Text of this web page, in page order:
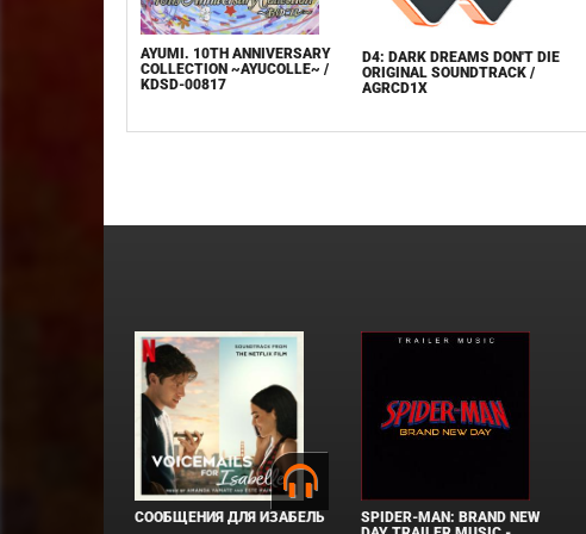
AYUMI. 10TH ANNIVERSARY
COLLECTION ~AYUCOLLE~ /
KDSD-00817
D4: DARK DREAMS DON'T DIE
ORIGINAL SOUNDTRACK /
AGRCD1X
СООБЩЕНИЯ ДЛЯ ИЗАБЕЛЬ
SPIDER-MAN: BRAND NEW